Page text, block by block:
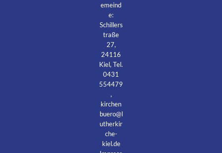
emeind
e:
Schillers
traße
27,
24116
Kiel, Tel.
0431
554479
,
kirchen
buero@l
utherkir
che-
kiel.de